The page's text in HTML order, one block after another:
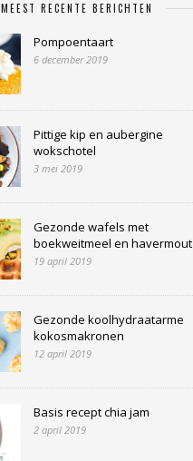
MEEST RECENTE BERICHTEN
Pompoentaart
6 december 2019
Pittige kip en aubergine
wokschotel
3 mei 2019
Gezonde wafels met
boekweitmeel en havermout
19 april 2019
Gezonde koolhydraatarme
kokosmakronen
12 april 2019
Basis recept chia jam
2 april 2019